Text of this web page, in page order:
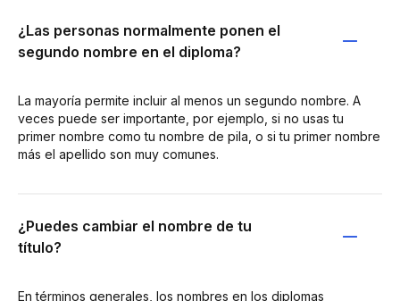
¿Las personas normalmente ponen el
segundo nombre en el diploma?
La mayoría permite incluir al menos un segundo nombre. A
veces puede ser importante, por ejemplo, si no usas tu
primer nombre como tu nombre de pila, o si tu primer nombre
más el apellido son muy comunes.
¿Puedes cambiar el nombre de tu
título?
En términos generales, los nombres en los diplomas